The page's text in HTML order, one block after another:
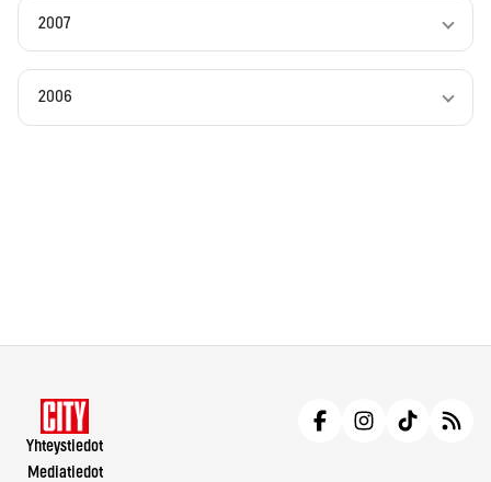
2007
2006
Yhteystiedot
Mediatiedot